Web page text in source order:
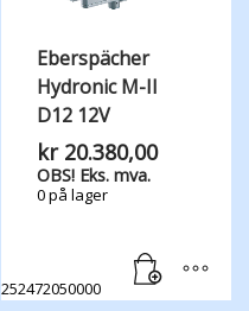
Eberspächer
Hydronic M-II
D12 12V
kr20.380,00
OBS! Eks. mva.
0 på lager
252472050000